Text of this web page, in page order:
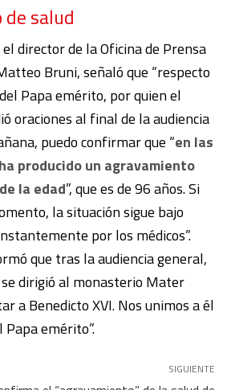
salud
director de la Oficina de Prensa
Bruni, señaló que “respecto
Papa emérito, por quien el
oraciones al final de la audiencia
puedo confirmar que “en las
producido un agravamiento
la edad”, que es de 96 años. Si
la situación sigue bajo
por los médicos”.
que tras la audiencia general,
se dirigió al monasterio Mater
a Benedicto XVI. Nos unimos a él
emérito”.
SIGUIENTE